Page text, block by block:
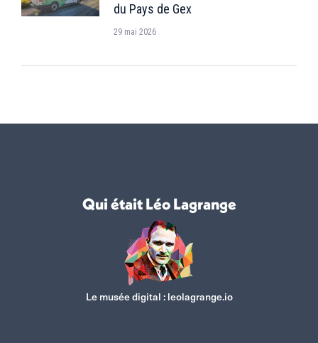
du Pays de Gex
29 mai 2026
Qui était Léo Lagrange
Le musée digital : leolagrange.io